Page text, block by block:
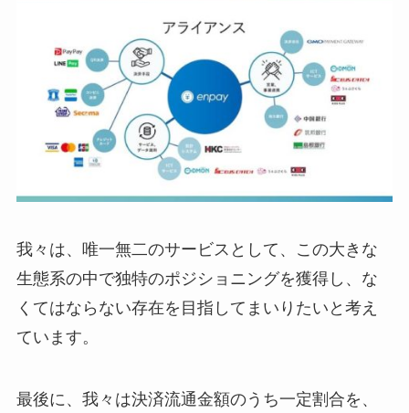
我々は、唯一無二のサービスとして、この大きな
生態系の中で独特のポジショニングを獲得し、な
くてはならない存在を目指してまいりたいと考え
ています。
最後に、我々は決済流通金額のうち一定割合を、